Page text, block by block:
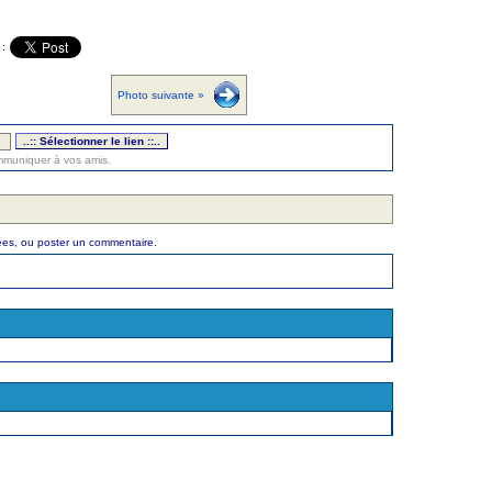
Photo suivante »
à vos amis.
ou poster un commentaire.